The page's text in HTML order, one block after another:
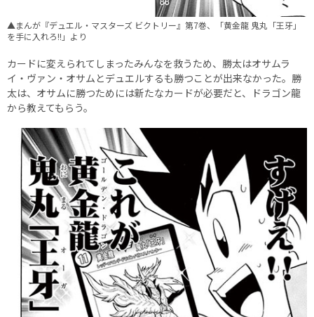
▲まんが『デュエル・マスターズ ビクトリー』第7巻、「黄金龍 鬼丸「王牙」
を手に入れろ!!」より
カードに変えられてしまったみんなを救うため、勝太はオサムラ
イ・ヴァン・オサムとデュエルするも勝つことが出来なかった。勝
太は、オサムに勝つためには新たなカードが必要だと、ドラゴン龍
から教えてもらう。